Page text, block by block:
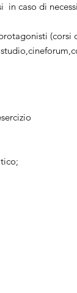
caso di
(corsi